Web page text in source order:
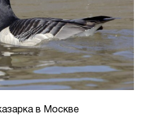
в Москве